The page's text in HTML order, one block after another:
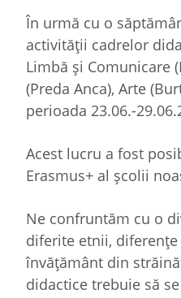
În urmă cu o
activității cadrelor
Limbă și Comunicare
(Preda Anca), Arte
perioada 23.06.-
Acest lucru a fost
Erasmus+ al școlii
Ne confruntăm cu o
diferite etnii,
învățământ din
didactice trebuie să